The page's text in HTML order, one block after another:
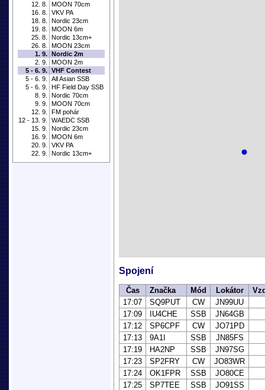
12. 8.
MOON 70cm
16. 8.
VKV PA
18. 8.
Nordic 23cm
19. 8.
MOON 6m
25. 8.
Nordic 13cm+
26. 8.
MOON 23cm
1. 9. Nordic 2m
2. 9.
MOON 2m
5 - 6. 9. VHF Contest
5 - 6. 9.
All Asian SSB
5 - 6. 9.
HF Field Day SSB
8. 9.
Nordic 70cm
9. 9.
MOON 70cm
12. 9.
FM pohár
12 - 13. 9.
WAEDC SSB
15. 9.
Nordic 23cm
16. 9.
MOON 6m
20. 9.
VKV PA
22. 9.
Nordic 13cm+
Spojení
Čas Značka Mód Lokátor
17:07
SQ9PUT CW
JN99UU
17:09
IU4CHE SSB
JN64GB
17:12
SP6CPF CW
JO71PD
17:13
9A1I SSB
JN85FS
17:19
HA2NP SSB
JN97SG
17:23
SP2FRY CW
JO83WR
17:24
OK1FPR SSB
JO80CE
17:25
SP7TEE SSB
JO91SS